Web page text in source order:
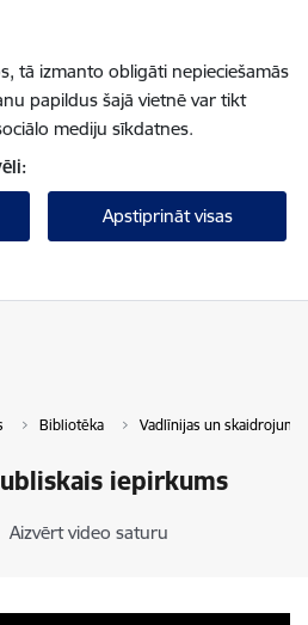
tā izmanto obligāti nepieciešamās
papildus šajā vietnē var tikt
mediju sīkdatnes.
Apstiprināt visas
Bibliotēka Vadlīnijas un skaidrojumi
iepirkums
Aizvērt video saturu